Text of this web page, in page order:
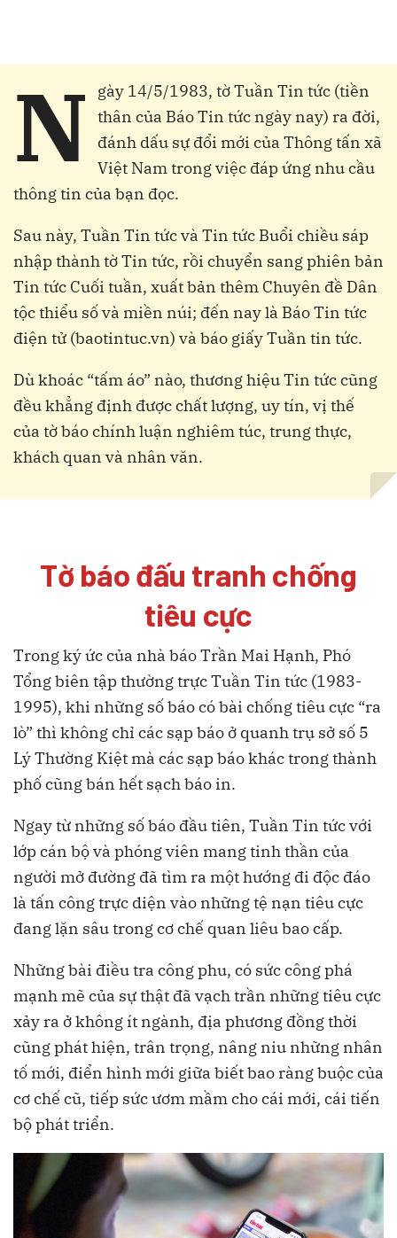
N
gày 14/5/1983, tờ Tuần Tin tức (tiền
thân của Báo Tin tức ngày nay) ra đời,
đánh dấu sự đổi mới của Thông tấn xã
Việt Nam trong việc đáp ứng nhu cầu
thông tin của bạn đọc.
Sau này, Tuần Tin tức và Tin tức Buổi chiều sáp
nhập thành tờ Tin tức, rồi chuyển sang phiên bản
Tin tức Cuối tuần, xuất bản thêm Chuyên đề Dân
tộc thiểu số và miền núi; đến nay là Báo Tin tức
điện tử (baotintuc.vn) và báo giấy Tuần tin tức.
Dù khoác “tấm áo” nào, thương hiệu Tin tức cũng
đều khẳng định được chất lượng, uy tín, vị thế
của tờ báo chính luận nghiêm túc, trung thực,
khách quan và nhân văn.
Tờ báo đấu tranh chống
tiêu cực
Trong ký ức của nhà báo Trần Mai Hạnh, Phó
Tổng biên tập thường trực Tuần Tin tức (1983-
1995), khi những số báo có bài chống tiêu cực “ra
lò” thì không chỉ các sạp báo ở quanh trụ sở số 5
Lý Thường Kiệt mà các sạp báo khác trong thành
phố cũng bán hết sạch báo in.
Ngay từ những số báo đầu tiên, Tuần Tin tức với
lớp cán bộ và phóng viên mang tinh thần của
người mở đường đã tìm ra một hướng đi độc đáo
là tấn công trực diện vào những tệ nạn tiêu cực
đang lặn sâu trong cơ chế quan liêu bao cấp.
Những bài điều tra công phu, có sức công phá
mạnh mẽ của sự thật đã vạch trần những tiêu cực
xảy ra ở không ít ngành, địa phương đồng thời
cũng phát hiện, trân trọng, nâng niu những nhân
tố mới, điển hình mới giữa biết bao ràng buộc của
cơ chế cũ, tiếp sức ươm mầm cho cái mới, cái tiến
bộ phát triển.